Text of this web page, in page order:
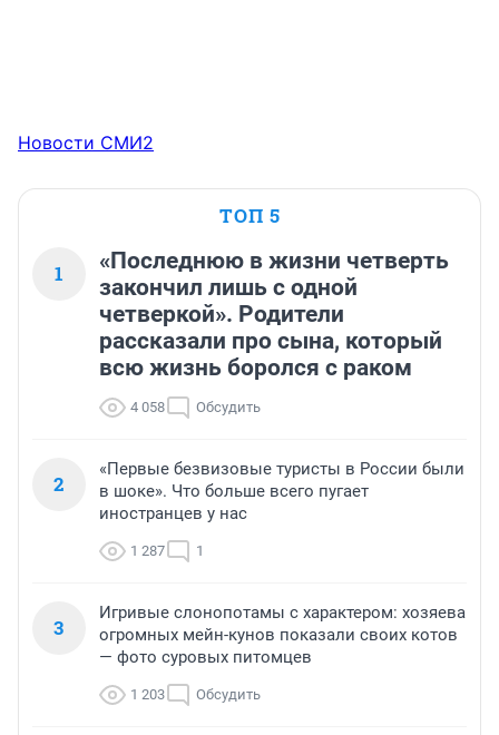
Новости СМИ2
ТОП 5
1
«Последнюю в жизни четверть
закончил лишь с одной
четверкой». Родители
рассказали про сына, который
всю жизнь боролся с раком
4 058 Обсудить
2
«Первые безвизовые туристы в России были
в шоке». Что больше всего пугает
иностранцев у нас
1 287 1
3
Игривые слонопотамы с характером: хозяева
огромных мейн-кунов показали своих котов
— фото суровых питомцев
1 203 Обсудить